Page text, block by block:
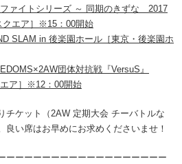
ァイトシリーズ ～ 同期のきずな 2017
クエア］※15：00開始
SLAM in 後楽園ホール［東京・後楽園ホ
団体対抗戦『VersuS』
ア］※12：00開始
チケット（2AW 定期大会 チーバトルな
良い席はお早めにお求めくださいませ！
ーーーーーーーーーーーーーーーーーー